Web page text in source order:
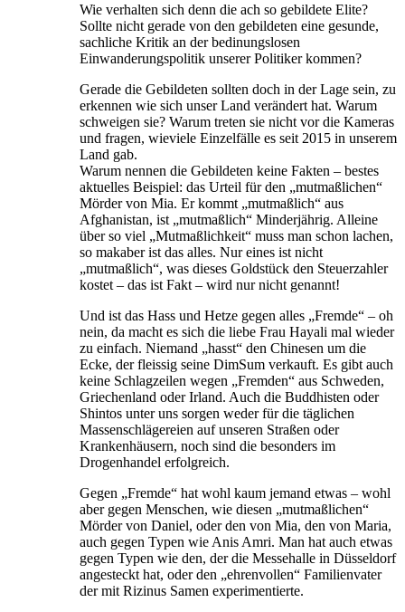
Wie verhalten sich denn die ach so gebildete Elite?
Sollte nicht gerade von den gebildeten eine gesunde,
sachliche Kritik an der bedinungslosen
Einwanderungspolitik unserer Politiker kommen?
Gerade die Gebildeten sollten doch in der Lage sein, zu
erkennen wie sich unser Land verändert hat. Warum
schweigen sie? Warum treten sie nicht vor die Kameras
und fragen, wieviele Einzelfälle es seit 2015 in unserem
Land gab.
Warum nennen die Gebildeten keine Fakten – bestes
aktuelles Beispiel: das Urteil für den „mutmaßlichen“
Mörder von Mia. Er kommt „mutmaßlich“ aus
Afghanistan, ist „mutmaßlich“ Minderjährig. Alleine
über so viel „Mutmaßlichkeit“ muss man schon lachen,
so makaber ist das alles. Nur eines ist nicht
„mutmaßlich“, was dieses Goldstück den Steuerzahler
kostet – das ist Fakt – wird nur nicht genannt!
Und ist das Hass und Hetze gegen alles „Fremde“ – oh
nein, da macht es sich die liebe Frau Hayali mal wieder
zu einfach. Niemand „hasst“ den Chinesen um die
Ecke, der fleissig seine DimSum verkauft. Es gibt auch
keine Schlagzeilen wegen „Fremden“ aus Schweden,
Griechenland oder Irland. Auch die Buddhisten oder
Shintos unter uns sorgen weder für die täglichen
Massenschlägereien auf unseren Straßen oder
Krankenhäusern, noch sind die besonders im
Drogenhandel erfolgreich.
Gegen „Fremde“ hat wohl kaum jemand etwas – wohl
aber gegen Menschen, wie diesen „mutmaßlichen“
Mörder von Daniel, oder den von Mia, den von Maria,
auch gegen Typen wie Anis Amri. Man hat auch etwas
gegen Typen wie den, der die Messehalle in Düsseldorf
angesteckt hat, oder den „ehrenvollen“ Familienvater
der mit Rizinus Samen experimentierte.